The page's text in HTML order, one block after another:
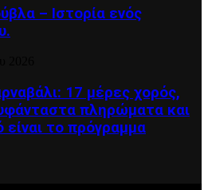
– Ιστορία ενός
17 μέρες χορός,
πληρώματα και
το πρόγραμμα